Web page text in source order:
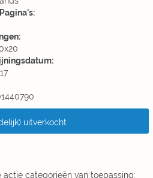
uitverkocht
categorieën van toepassing: